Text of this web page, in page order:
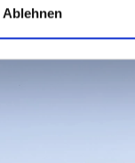
Ablehnen